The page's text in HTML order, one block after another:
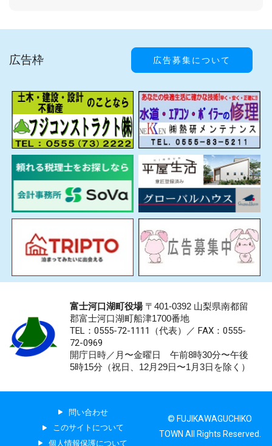
広告枠 広告募集について
富士河口湖町役場〒401-0392 山梨県南都留
郡富士河口湖町船津1700番地
TEL：0555-72-1111 （代表）／ FAX：0555-
72-0969
開庁日時／月〜金曜日 午前8時30分〜午後
5時15分（祝日、12月29日〜1月3日を除く）
問い合わせ
このサイトについて
個人情報保護について
© FUJIKAWAGUCHIKO
TOWN All Rights Reserved.